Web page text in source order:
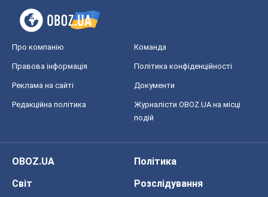
Про компанію Команда
Правова інформація Політика конфіденційності
Реклама на сайті Документи
Редакційна політика
Журналісти OBOZ.UA на місці
подій
OBOZ.UA
Політика
Світ
Розслідування